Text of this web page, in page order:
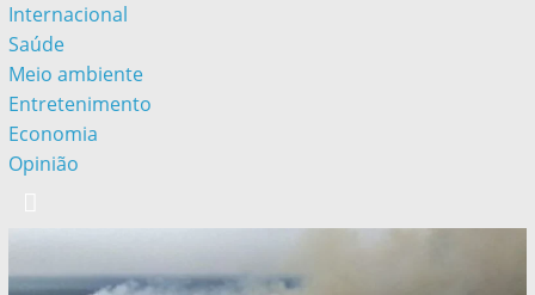
Internacional
Saúde
Meio ambiente
Entretenimento
Economia
Opinião